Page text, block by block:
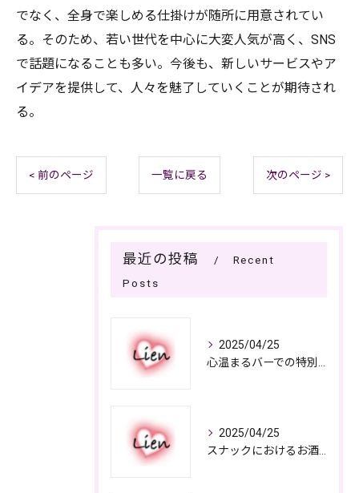
でなく、全身で楽しめる仕掛けが随所に用意されてい
る。そのため、若い世代を中心に大変人気が高く、SNS
で話題になることも多い。今後も、新しいサービスやア
イデアを提供して、人々を魅了していくことが期待され
る。
< 前のページ 一覧に戻る 次のページ >
最近の投稿
Recent
Posts
2025/04/25
2025/04/25